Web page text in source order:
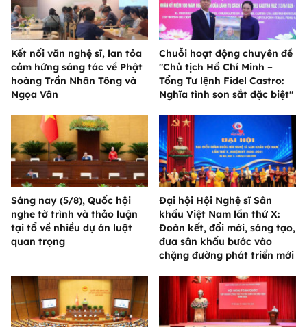
Kết nối văn nghệ sĩ, lan tỏa
cảm hứng sáng tác về Phật
hoàng Trần Nhân Tông và
Ngọa Vân
Chuỗi hoạt động chuyên đề
"Chủ tịch Hồ Chí Minh –
Tổng Tư lệnh Fidel Castro:
Nghĩa tình son sắt đặc biệt"
Sáng nay (5/8), Quốc hội
nghe tờ trình và thảo luận
tại tổ về nhiều dự án luật
quan trọng
Đại hội Hội Nghệ sĩ Sân
khấu Việt Nam lần thứ X:
Đoàn kết, đổi mới, sáng tạo,
đưa sân khấu bước vào
chặng đường phát triển mới